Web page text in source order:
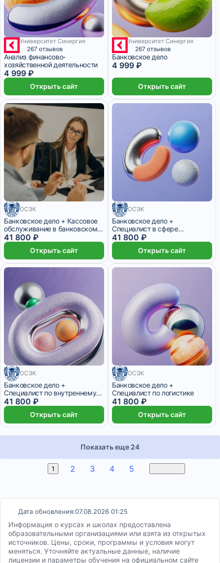
1 месяц
Университет Синергия
267 отзывов
Анализ финансово-
хозяйственной деятельности
4 999 ₽
Открыть сайт
1 месяц
Университет Синергия
267 отзывов
Банковское дело
4 999 ₽
Открыть сайт
ОСЭК
Банковское дело + Кассовое
обслуживание в банковском
деле
41 800 ₽
Открыть сайт
ОСЭК
Банковское дело +
Специалист в сфере
государственных,
муниципальных,
корпоративных закупок
41 800 ₽
Открыть сайт
ОСЭК
Банковское дело +
Специалист по внутреннему
аудиту
41 800 ₽
Открыть сайт
ОСЭК
Банковское дело +
Специалист по логистике
41 800 ₽
Открыть сайт
Показать еще 24
1 2 3 4 5
Дата обновления:07.08.2026 01:25
Информация о курсах и школах предоставлена
образовательными организациями или взята из открытых
источников. Цены, сроки, программы и условия могут
меняться. Уточняйте актуальные данные, наличие
лицензии и параметры обучения на официальном сайте